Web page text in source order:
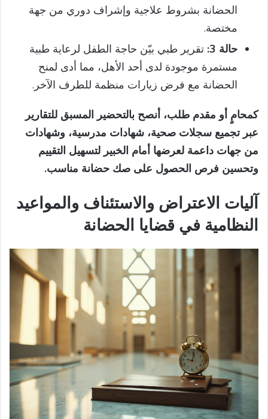
الحضانة بشروط علاجية وإشراف دوري من جهة
مختصة.
حالة 3:
تقرير طبي بيّن حاجة الطفل لرعاية طبية
مستمرة موجودة لدى أحد الأهل، مما أدى لمنح
الحضانة مع فرض زيارات منظمة للطرف الآخر.
كمحامٍ أو مقدم طلب، أنصح بالتحضير المسبق للتقارير
عبر تجميع سجلات صحية، شهادات مدرسية، وشهادات
من جهات داعمة لعرضها أمام الخبير لتسهيل التقييم
وتحسين فرص الحصول على صك حضانة مناسب.
آليات الاعتراض والاستئناف والمواعيد
النظامية في قضايا الحضانة